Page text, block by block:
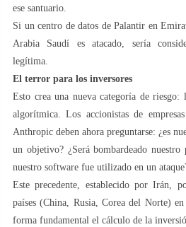
ese santuario.
Si un centro de datos de Palantir en
Arabia Saudí es atacado, sería
legítima.
El terror para los inversores
Esto crea una nueva categoría de riesgo:
algorítmica. Los accionistas de
Anthropic deben ahora preguntarse: ¿es
un objetivo? ¿Será bombardeado
nuestro software fue utilizado en un
Este precedente, establecido por Irán,
países (China, Rusia, Corea del Norte)
forma fundamental el cálculo de la